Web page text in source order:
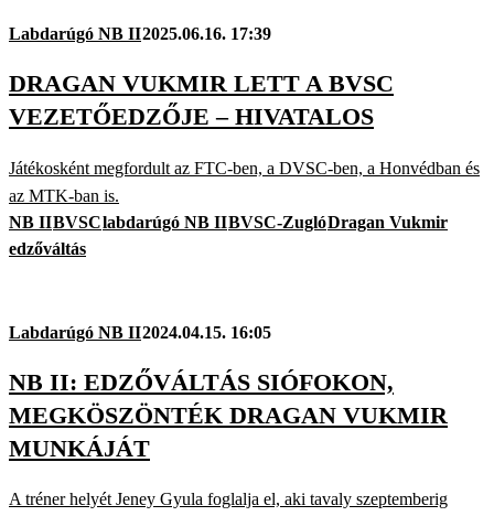
Labdarúgó NB II2025.06.16. 17:39
DRAGAN VUKMIR LETT A BVSC
VEZETŐEDZŐJE – HIVATALOS
Játékosként megfordult az FTC-ben, a DVSC-ben, a Honvédban és
az MTK-ban is.
NB IIBVSClabdarúgó NB IIBVSC-ZuglóDragan Vukmir
edzőváltás
Labdarúgó NB II2024.04.15. 16:05
NB II: EDZŐVÁLTÁS SIÓFOKON,
MEGKÖSZÖNTÉK DRAGAN VUKMIR
MUNKÁJÁT
A tréner helyét Jeney Gyula foglalja el, aki tavaly szeptemberig